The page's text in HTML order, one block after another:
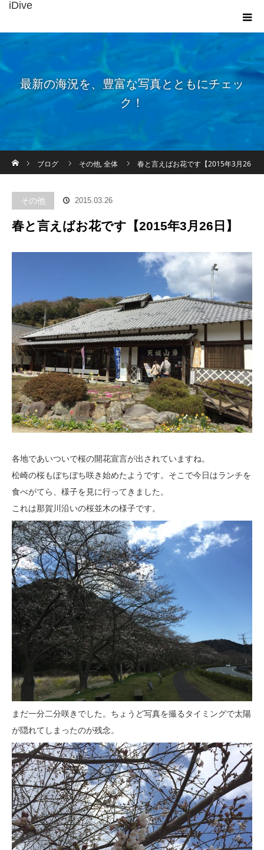
iDive
最新の海況を、豊富な写真とともにチェッ
ク！
ブログ
その他,全体 春と言えばお花です【2015年3月26
その他 2015.03.26
春と言えばお花です【2015年3月26日】
各地であいついで桜の開花宣言が出されていますね。
松崎の桜もぼちぼち咲き始めたようです。そこで今日はランチを
食べがてら、様子を見に行ってきました。
これは那賀川沿いの桜並木の様子です。
まだ一分二分咲きでした。ちょうど写真を撮るタイミングで太陽
が隠れてしまったのが残念。